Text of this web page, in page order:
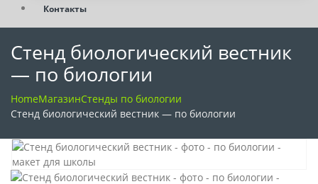
Контакты
Стенд биологический вестник
— по биологии
HomeМагазинСтенды по биологии
Стенд биологический вестник — по биологии